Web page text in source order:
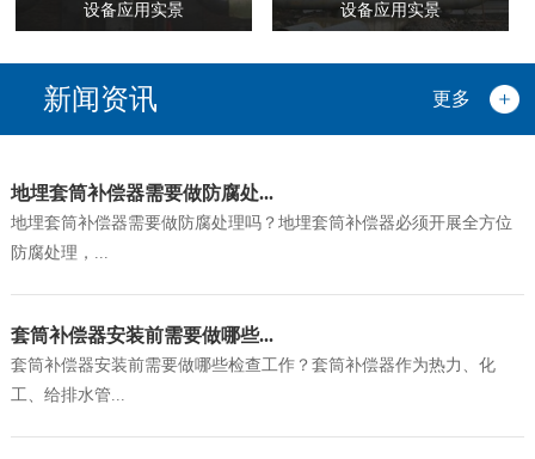
设备应用实景 设备应用实景
新闻资讯 更多
地埋套筒补偿器需要做防腐处...
地埋套筒补偿器需要做防腐处理吗？地埋套筒补偿器必须开展全方位
防腐处理，...
套筒补偿器安装前需要做哪些...
套筒补偿器安装前需要做哪些检查工作？套筒补偿器作为热力、化
工、给排水管...